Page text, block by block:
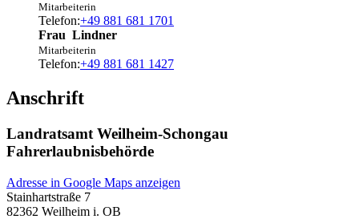
Mitarbeiterin
Telefon:+49 881 681 1701
Frau Lindner
Mitarbeiterin
Telefon:+49 881 681 1427
Anschrift
Landratsamt Weilheim-Schongau
Fahrerlaubnisbehörde
Adresse in Google Maps anzeigen
Stainhartstraße 7
82362 Weilheim i. OB